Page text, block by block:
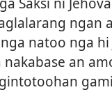
ngan
natoo nga hi
nakabase an